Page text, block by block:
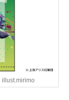
illust.mirimo